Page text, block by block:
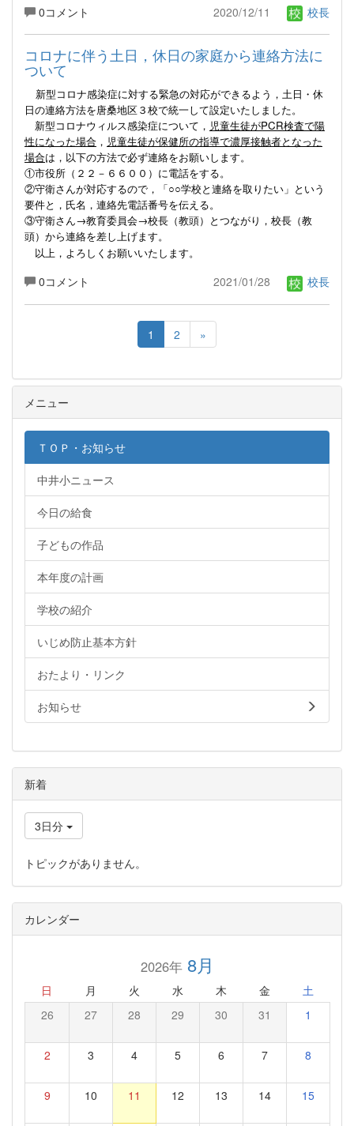
0コメント 2020/12/11 校長
コロナに伴う土日，休日の家庭から連絡方法に
ついて
新型コロナ感染症に対する緊急の対応ができるよう，土日・休
日の連絡方法を唐桑地区３校で統一して設定いたしました。
新型コロナウィルス感染症について， 児童生徒がPCR検査で陽
性になった場合 ， 児童生徒が保健所の指導で濃厚接触者となった
場合は，以下の方法で必ず連絡をお願いします。
①市役所（２２－６６００）に電話をする。
②守衛さんが対応するので，「○○学校と連絡を取りたい」という
要件と，氏名，連絡先電話番号を伝える。
③守衛さん→教育委員会→校長（教頭）とつながり，校長（教
頭）から連絡を差し上げます。
以上，よろしくお願いいたします。
0コメント 2021/01/28 校長
1 2 »
メニュー
ＴＯＰ・お知らせ
中井小ニュース
今日の給食
子どもの作品
本年度の計画
学校の紹介
いじめ防止基本方針
おたより・リンク
お知らせ
新着
3日分
トピックがありません。
カレンダー
2026年8月
日 月 火 水 木 金 土
26 27 28 29 30 31 1
2 3 4 5 6 7 8
9 10 11 12 13 14 15